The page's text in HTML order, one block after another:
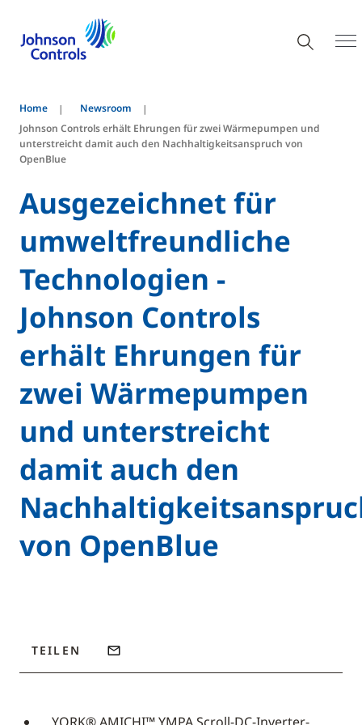
Home
Newsroom
Johnson Controls erhält Ehrungen für zwei Wärmepumpen und
unterstreicht damit auch den Nachhaltigkeitsanspruch von
OpenBlue
Ausgezeichnet für
umweltfreundliche
Technologien -
Johnson Controls
erhält Ehrungen für
zwei Wärmepumpen
und unterstreicht
damit auch den
von OpenBlue
TEILEN